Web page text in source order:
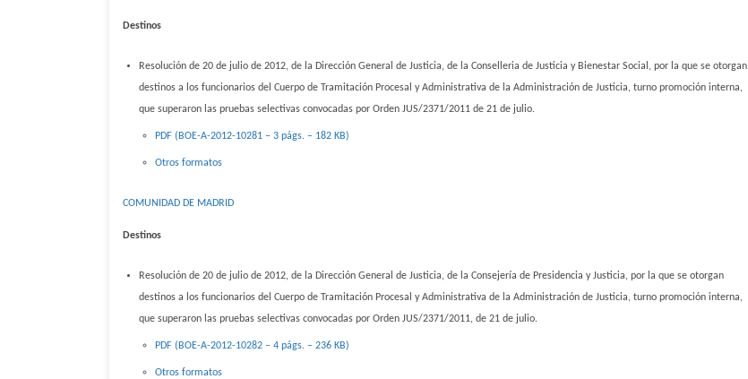
Destinos
Resolución de 20 de julio de 2012, de la Dirección General de Justicia, de la Conselleria de Justicia y Bienestar Social, por la que se otorgan
destinos a los funcionarios del Cuerpo de Tramitación Procesal y Administrativa de la Administración de Justicia, turno promoción interna,
que superaron las pruebas selectivas convocadas por Orden JUS/2371/2011 de 21 de julio.
PDF (BOE-A-2012-10281 – 3 págs. – 182 KB)
Otros formatos
COMUNIDAD DE MADRID
Destinos
Resolución de 20 de julio de 2012, de la Dirección General de Justicia, de la Consejería de Presidencia y Justicia, por la que se otorgan
destinos a los funcionarios del Cuerpo de Tramitación Procesal y Administrativa de la Administración de Justicia, turno promoción interna,
que superaron las pruebas selectivas convocadas por Orden JUS/2371/2011, de 21 de julio.
PDF (BOE-A-2012-10282 – 4 págs. – 236 KB)
Otros formatos